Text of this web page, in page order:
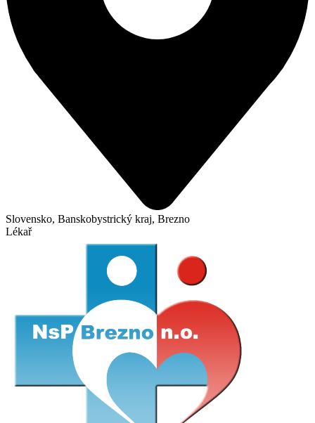
Slovensko, Banskobystrický kraj, Brezno
Lékař